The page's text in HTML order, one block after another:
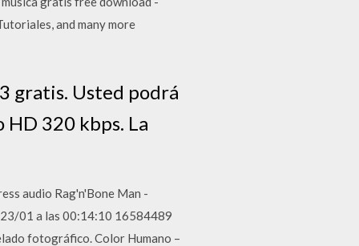
and many more
gratis. Usted podrá
HD 320 kbps. La
audio Rag'n'Bone Man -
23/01 a las 00:14:10 16584489
fotográfico. Color Humano ‎–